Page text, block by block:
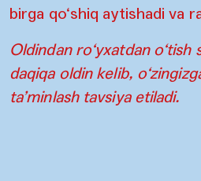
birga qo‘shiq aytishadi va
Oldindan ro‘yxatdan o‘tish
daqiqa oldin kelib,
ta’minlash tavsiya etiladi.